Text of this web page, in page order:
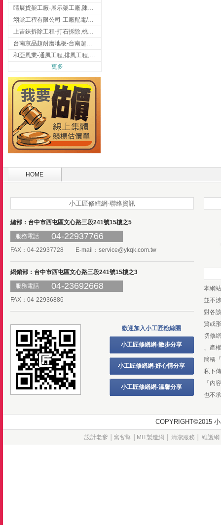
睛展貨架工廠-展示架工廠,陳列架,台中展示架工廠
翊棠工程有限公司-工廠配電/高雄消防機電公司
上吉錸拆除工程-打石拆除,桃園打石拆除,桃園拆除工程
台南京品超耐磨地板-台南超耐磨地板
和亞風業-通風工程,排風工程,彰化通風工程,彰化排風工程
更多
HOME
小工匠修繕網-聯絡資訊
總部：台中市西屯區文心路三段241號15樓之5
服務電話
04-22937766
FAX：04-22937728 E-mail： service@ykqk.com.tw
網銷部：台中市西屯區文心路三段241號15樓之3
服務電話
04-23692668
FAX：04-22936886
歡迎加入小工匠粉絲團
小工匠修繕網-撇步分享
小工匠修繕網-好心情分享
小工匠修繕網-溫馨分享
本網
並不
對各
質或
切修
、產
簡稱
私下
『內
也不
設計老爹 窩客幫│ MIT製造網 清潔服務 維護網